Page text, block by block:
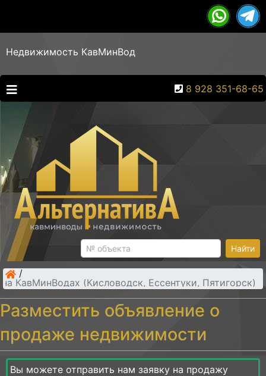
Недвижимость КавМинВод
8 928 351-68-65
Найти
/
КавМинВодах (Кисловодск, Ессентуки, Пятигорск)
Разместить объявление о
продаже недвижимости
Вы можете отправить нам заявку на продажу